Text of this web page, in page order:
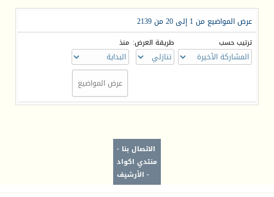
عرض المواضيع من 1 إلى 20 من 2139
ترتيب حسب طريقة العرض: منذ
الاتصال بنا -
منتدي اكواد
- الأرشيف